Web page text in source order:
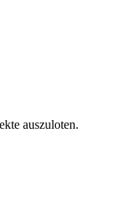
auszuloten.